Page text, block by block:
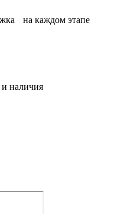
на каждом этапе
наличия